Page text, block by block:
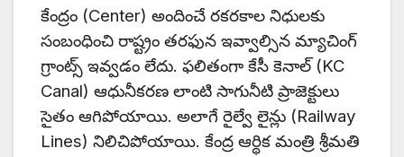
కేంద్రం (Center) అందించే రకరకాల నిధులకు
సంబంధించి రాష్ట్రం తరఫున ఇవ్వాల్సిన మ్యాచింగ్
గ్రాంట్స్ ఇవ్వడం లేదు. ఫలితంగా కేసీ కెనాల్ (KC
Canal) ఆధునీకరణ లాంటి సాగునీటి ప్రాజెక్టులు
సైతం ఆగిపోయాయి. అలాగే రైల్వే లైన్లు (Railway
Lines) నిలిచిపోయాయి. కేంద్ర ఆర్థిక మంత్రి శ్రీమతి